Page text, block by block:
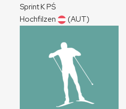
SprintKPŚ
Hochfilzen
(AUT)